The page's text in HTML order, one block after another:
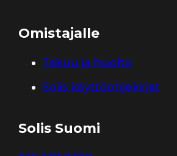
Omistajalle
Takuu ja huolto
Solis käyttöohjekirjat
Solis Suomi